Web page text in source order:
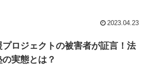
2023.04.23
ロジェクトの被害者が証言！法
実態とは？